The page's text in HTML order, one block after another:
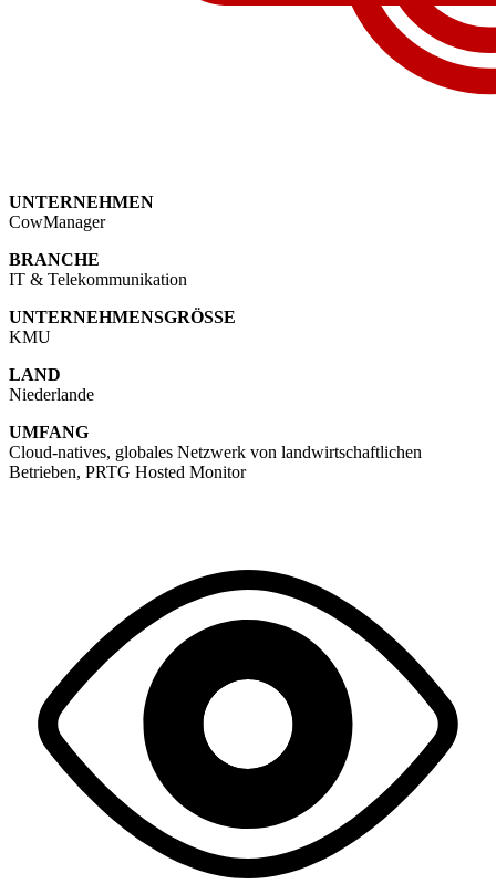
UNTERNEHMEN
CowManager
BRANCHE
IT & Telekommunikation
UNTERNEHMENSGRÖSSE
KMU
LAND
Niederlande
UMFANG
Cloud-natives, globales Netzwerk von landwirtschaftlichen
Betrieben, PRTG Hosted Monitor